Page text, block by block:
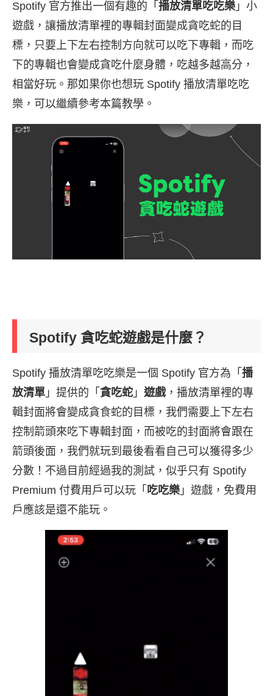
Spotify 官方推出一個有趣的「 播放清單吃吃樂 」小
遊戲，讓播放清單裡的專輯封面變成貪吃蛇的目
標，只要上下左右控制方向就可以吃下專輯，而吃
下的專輯也會變成貪吃什麼身體，吃越多越高分，
相當好玩。那如果你也想玩 Spotify 播放清單吃吃
樂，可以繼續參考本篇教學。
Spotify 貪吃蛇遊戲是什麼？
Spotify 播放清單吃吃樂是一個 Spotify 官方為「 播
放清單 」提供的「 貪吃蛇 」 遊戲 ，播放清單裡的專
輯封面將會變成貪食蛇的目標，我們需要上下左右
控制箭頭來吃下專輯封面，而被吃的封面將會跟在
箭頭後面，我們就玩到最後看看自己可以獲得多少
分數！不過目前經過我的測試，似乎只有 Spotify
Premium 付費用戶可以玩「 吃吃樂 」遊戲，免費用
戶應該是還不能玩。